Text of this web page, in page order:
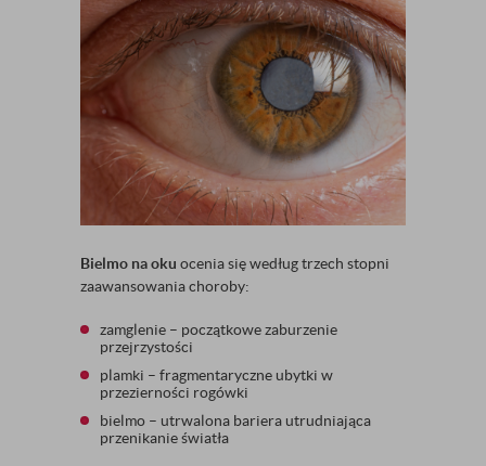
Bielmo na oku ocenia się według trzech stopni
zaawansowania choroby:
zamglenie – początkowe zaburzenie
przejrzystości
plamki – fragmentaryczne ubytki w
przezierności rogówki
bielmo – utrwalona bariera utrudniająca
przenikanie światła